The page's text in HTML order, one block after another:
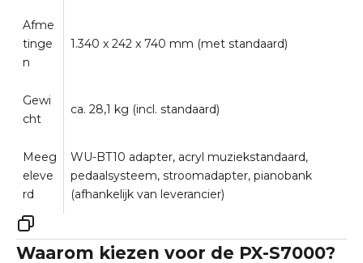
Afme
tinge
n
1.340 x 242 x 740 mm (met standaard)
Gewi
cht
ca. 28,1 kg (incl. standaard)
Meeg
eleve
rd
WU-BT10 adapter, acryl muziekstandaard,
pedaalsysteem, stroomadapter, pianobank
(afhankelijk van leverancier)
Waarom kiezen voor de PX-S7000?